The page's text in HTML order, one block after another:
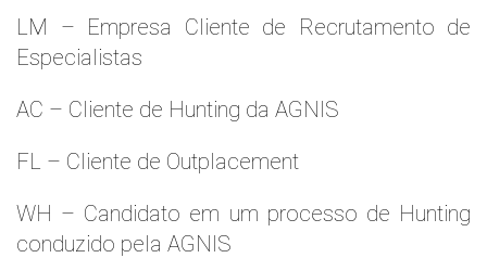
LM – Empresa Cliente de Recrutamento de
Especialistas
AC – Cliente de Hunting da AGNIS
FL – Cliente de Outplacement
WH – Candidato em um processo de Hunting
conduzido pela AGNIS